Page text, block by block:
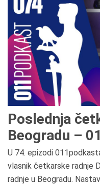
Poslednja
Beogradu –
U 74. epizodi
vlasnik četkarske radnje
radnje u Beogradu.